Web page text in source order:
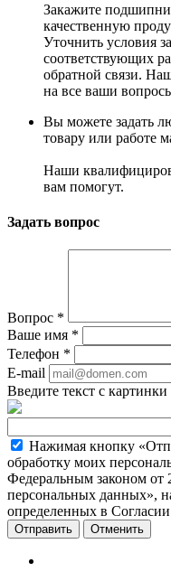
Закажите
качественную
Уточнить условия
соответствующих
обратной связи.
на все ваши
Вы можете задать
товару или работе
Наши
вам помогут.
Задать вопрос
Вопрос *
Ваше имя *
Телефон *
E-mail
Введите текст с картинки
Нажимая кнопку
обработку моих
Федеральным законом
персональных данных»,
определенных в
Отменить